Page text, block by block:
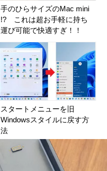
手のひらサイズのMac mini
!? これは超お手軽に持ち
運び可能で快適すぎ！！
スタートメニューを旧
Windowsスタイルに戻す方
法